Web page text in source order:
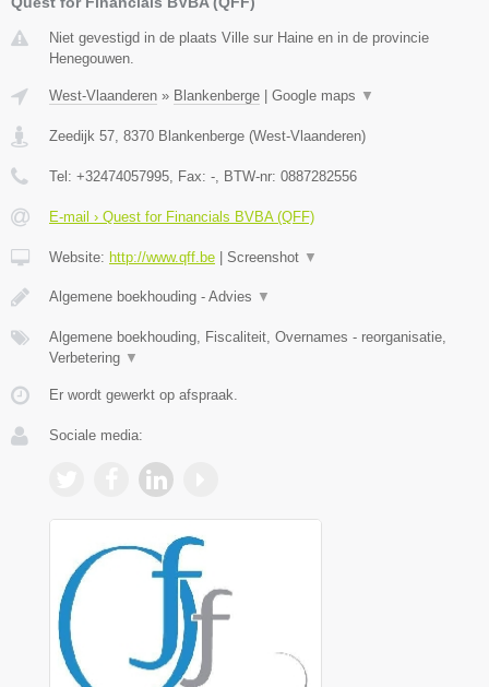
Niet gevestigd in de plaats Ville sur Haine en in de provincie
Henegouwen.
West-Vlaanderen » Blankenberge Google maps ▼
Zeedijk 57, 8370 Blankenberge (West-Vlaanderen)
Tel: +32474057995, Fax: -, BTW-nr: 0887282556
E-mail › Quest for Financials BVBA (QFF)
Website: http://www.qff.be Screenshot ▼
Algemene boekhouding - Advies ▼
Algemene boekhouding, Fiscaliteit, Overnames - reorganisatie,
Verbetering ▼
Er wordt gewerkt op afspraak.
Sociale media: